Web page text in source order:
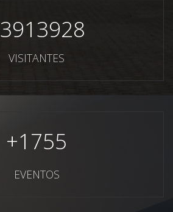
3913928
VISITANTES
+1755
EVENTOS